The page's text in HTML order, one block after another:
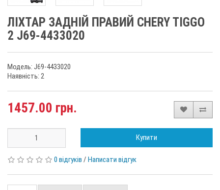
ЛІХТАР ЗАДНІЙ ПРАВИЙ CHERY TIGGO
2 J69-4433020
Модель: J69-4433020
Наявність: 2
1457.00 грн.
Купити
0 відгуків / Написати відгук